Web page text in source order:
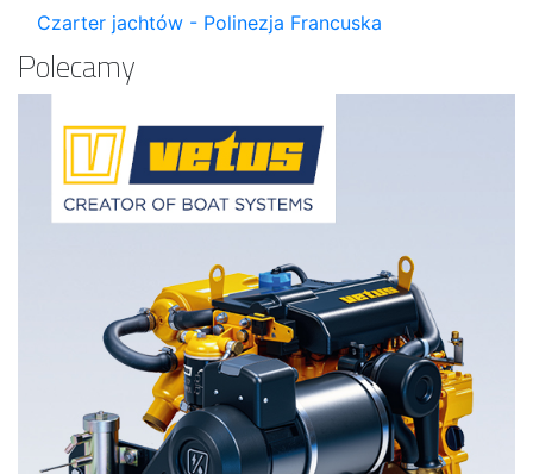
Czarter jachtów - Polinezja Francuska
Polecamy